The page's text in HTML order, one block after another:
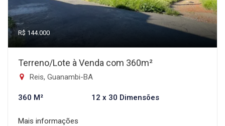
R$ 144.000
Terreno/Lote à Venda com 360m²
Reis, Guanambi-BA
360 M² 12 x 30 Dimensões
Mais informações